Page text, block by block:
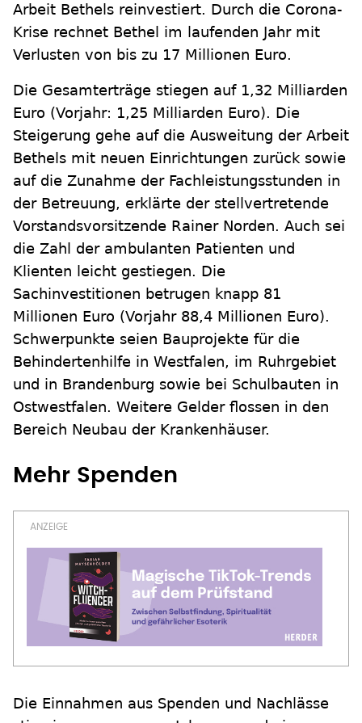
Arbeit Bethels reinvestiert. Durch die Corona-
Krise rechnet Bethel im laufenden Jahr mit
Verlusten von bis zu 17 Millionen Euro.
Die Gesamterträge stiegen auf 1,32 Milliarden
Euro (Vorjahr: 1,25 Milliarden Euro). Die
Steigerung gehe auf die Ausweitung der Arbeit
Bethels mit neuen Einrichtungen zurück sowie
auf die Zunahme der Fachleistungsstunden in
der Betreuung, erklärte der stellvertretende
Vorstandsvorsitzende Rainer Norden. Auch sei
die Zahl der ambulanten Patienten und
Klienten leicht gestiegen. Die
Sachinvestitionen betrugen knapp 81
Millionen Euro (Vorjahr 88,4 Millionen Euro).
Schwerpunkte seien Bauprojekte für die
Behindertenhilfe in Westfalen, im Ruhrgebiet
und in Brandenburg sowie bei Schulbauten in
Ostwestfalen. Weitere Gelder flossen in den
Bereich Neubau der Krankenhäuser.
Mehr Spenden
Die Einnahmen aus Spenden und Nachlässe